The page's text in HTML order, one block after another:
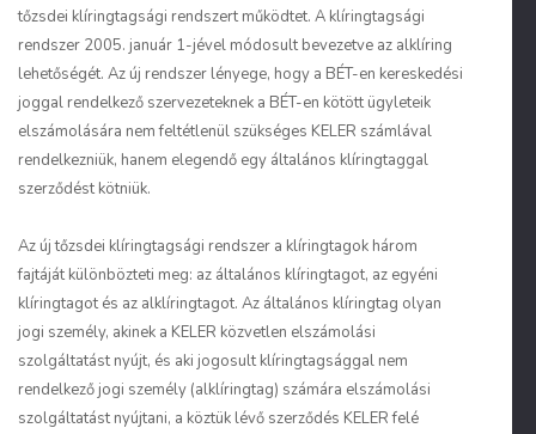
tőzsdei klíringtagsági rendszert működtet. A klíringtagsági
rendszer 2005. január 1-jével módosult bevezetve az alklíring
lehetőségét. Az új rendszer lényege, hogy a BÉT-en kereskedési
joggal rendelkező szervezeteknek a BÉT-en kötött ügyleteik
elszámolására nem feltétlenül szükséges KELER számlával
rendelkezniük, hanem elegendő egy általános klíringtaggal
szerződést kötniük.
Az új tőzsdei klíringtagsági rendszer a klíringtagok három
fajtáját különbözteti meg: az általános klíringtagot, az egyéni
klíringtagot és az alklíringtagot. Az általános klíringtag olyan
jogi személy, akinek a KELER közvetlen elszámolási
szolgáltatást nyújt, és aki jogosult klíringtagsággal nem
rendelkező jogi személy (alklíringtag) számára elszámolási
szolgáltatást nyújtani, a köztük lévő szerződés KELER felé